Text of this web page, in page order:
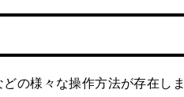
の様々な操作方法が存在し